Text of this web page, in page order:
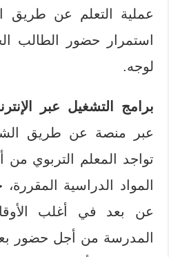
عملية التعلم عن طريق
استمرار حضور الطالب
لوجه.
برامج التشغيل عبر
عبر منصة عن طريق
تواجد المعلم التربوي
المواد الدراسية
عن بعد في أغلب
المدرسة من أجل حضور